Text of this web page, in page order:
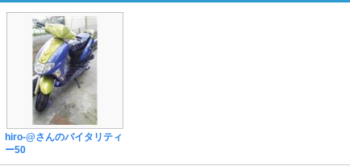
hiro-@さんのバイタリティ
ー50